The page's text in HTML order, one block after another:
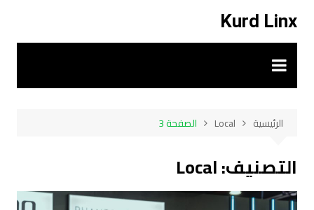
المحتوى
Kurd Linx
الرئيسية Local الصفحة 3
التصنيف:Local